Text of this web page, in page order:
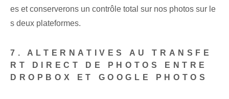
es et conserverons un contrôle total sur nos photos sur le
s deux plateformes.
7. ALTERNATIVES AU TRANSFE
RT DIRECT DE PHOTOS ENTRE
DROPBOX ET GOOGLE PHOTOS